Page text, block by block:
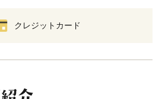
クレジットカード